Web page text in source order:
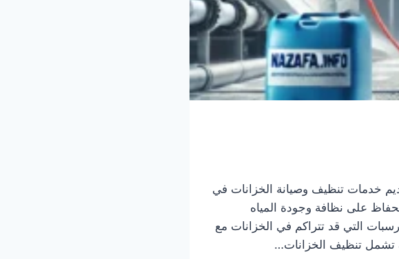
خدمات تنظيف وصيانة الخزانات في
على نظافة وجودة المياه
التي قد تتراكم في الخزانات مع
تشمل تنظيف الخزانات…